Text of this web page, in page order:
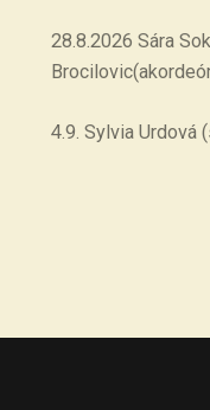
28.8.2026 Sára
4.9. Sylvia Urdová